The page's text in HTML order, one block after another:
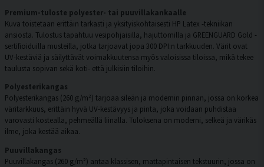
Premium-tuloste polyester- tai puuvillakankaalle
Kuva toistetaan erittäin tarkasti ja yksityiskohtaisesti HP Latex -tekniikan
ansiosta. Tulostus tapahtuu vesipohjaisilla, hajuttomilla ja GREENGUARD Gold -
sertifioiduilla musteilla, jotka tarjoavat jopa 300 DPI:n tarkkuuden. Värit ovat
UV-kestäviä ja säilyttävät voimakkuutensa myös valoisissa tiloissa, mikä tekee
taulusta sopivan sekä koti- että julkisiin tiloihin.
Polyesterikangas
Polyesterikangas (260 g/m²) tarjoaa sileän ja modernin pinnan, jossa on korkea
väritarkkuus, erittäin hyvä UV-kestävyys ja pinta, joka voidaan puhdistaa
varovasti kostealla, pehmeällä liinalla. Tuloksena on moderni, selkeä ja värikäs
ilme, joka kestää aikaa.
Puuvillakangas
Puuvillakangas (260 g/m²) antaa klassisen, mattapintaisen tekstuurin, jossa on